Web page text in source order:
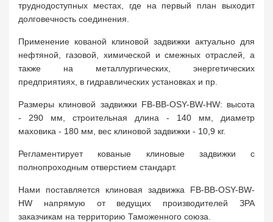
труднодоступных местах, где на первый план выходит
долговечность соединения.
Применение кованой клиновой задвижки актуально для
нефтяной, газовой, химической и смежных отраслей, а
также на металлургических, энергетических
предприятиях, в гидравлических установках и пр.
Размеры клиновой задвижки FB-BB-OSY-BW-HW: высота
- 290 мм, строительная длина - 140 мм, диаметр
маховика - 180 мм, вес клиновой задвижки - 10,9 кг.
Регламентирует кованые клиновые задвижки с
полнопроходным отверстием стандарт.
Нами поставляется клиновая задвижка FB-BB-OSY-BW-
HW напрямую от ведущих производителей ЗРА
заказчикам на территорию Таможенного союза.